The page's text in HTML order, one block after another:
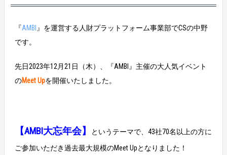
『AMBI 』を運営する人財プラットフォーム事業部でCSの中野
です。
先日2023年12月21日（木）、『AMBI』主催の大人気イベント
のMeet Upを開催いたしました。
【AMBI大忘年会】
というテーマで、43社70名以上の方に
ご参加いただき過去最大規模のMeet Upとなりました！